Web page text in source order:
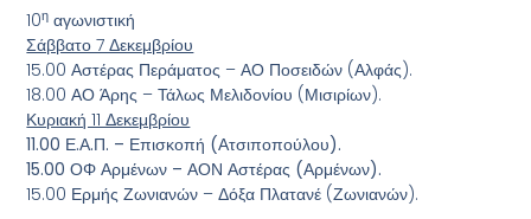
10η αγωνιστική
Σάββατο 7 Δεκεμβρίου
15.00 Αστέρας Περάματος – ΑΟ Ποσειδών (Αλφάς).
18.00 ΑΟ Άρης – Τάλως Μελιδονίου (Μισιρίων).
Κυριακή 11 Δεκεμβρίου
11.00 Ε.Α.Π. – Επισκοπή (Ατσιποπούλου).
15.00 ΟΦ Αρμένων – ΑΟΝ Αστέρας (Αρμένων).
15.00 Ερμής Ζωνιανών – Δόξα Πλατανέ (Ζωνιανών).